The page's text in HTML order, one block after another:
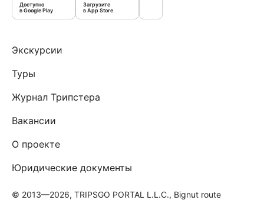
Доступно
в Google Play
Загрузите
в App Store
Экскурсии
Туры
Журнал Трипстера
Вакансии
О проекте
Юридические документы
© 2013—2026, TRIPSGO PORTAL L.L.C., Bignut route